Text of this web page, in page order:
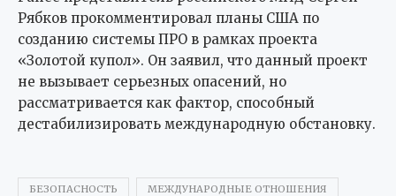
Рябков прокомментировал планы США по
созданию системы ПРО в рамках проекта
«Золотой купол». Он заявил, что данный проект
не вызывает серьезных опасений, но
рассматривается как фактор, способный
дестабилизировать международную обстановку.
БЕЗОПАСНОСТЬ МЕЖДУНАРОДНЫЕ ОТНОШЕНИЯ